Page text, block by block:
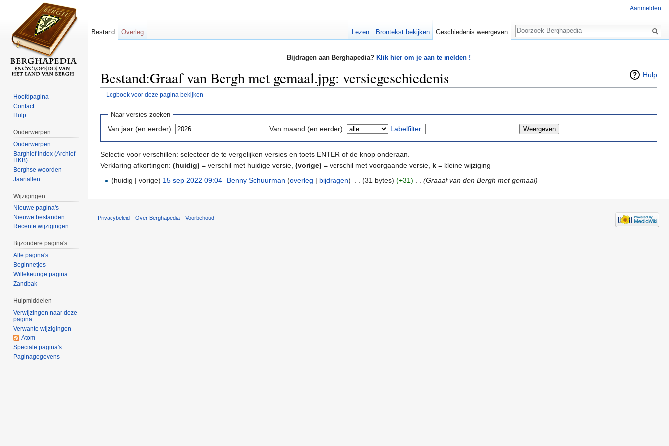
Bijdragen aan Berghapedia? Klik hier om je aan te melden !
Hulp
Bestand:Graaf van Bergh met gemaal.jpg: versiegeschiedenis
Logboek voor deze pagina bekijken
Naar versies zoeken
Van jaar (en eerder): Van maand (en eerder): Labelfilter:
Selectie voor verschillen: selecteer de te vergelijken versies en toets ENTER of de knop onderaan.
Verklaring afkortingen: (huidig) = verschil met huidige versie, (vorige) = verschil met voorgaande versie, k = kleine wijziging
(huidig | vorige) 15 sep 2022 09:04 Benny Schuurman (overleg | bijdragen) (31 bytes) (+31) (Graaaf van den Bergh met gemaal)
Aanmelden
Bestand Overleg Lezen Brontekst bekijken Geschiedenis weergeven
Zoeken
Hoofdpagina
Contact
Hulp
Onderwerpen
Onderwerpen
Barghief Index (Archief
HKB)
Berghse woorden
Jaartallen
Wijzigingen
Nieuwe pagina's
Nieuwe bestanden
Recente wijzigingen
Bijzondere pagina's
Alle pagina's
Beginnetjes
Willekeurige pagina
Zandbak
Hulpmiddelen
Verwijzingen naar deze
pagina
Verwante wijzigingen
Atom
Speciale pagina's
Paginagegevens
Privacybeleid Over Berghapedia Voorbehoud